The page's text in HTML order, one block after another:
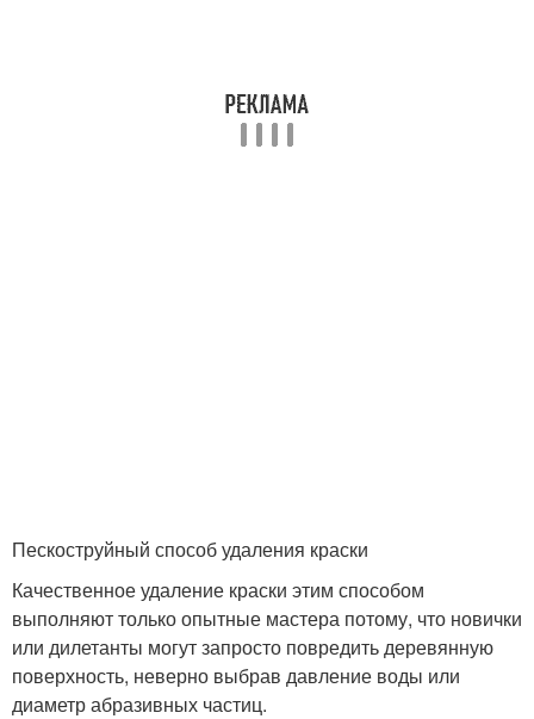
Пескоструйный способ удаления краски
Качественное удаление краски этим способом
выполняют только опытные мастера потому, что новички
или дилетанты могут запросто повредить деревянную
поверхность, неверно выбрав давление воды или
диаметр абразивных частиц.